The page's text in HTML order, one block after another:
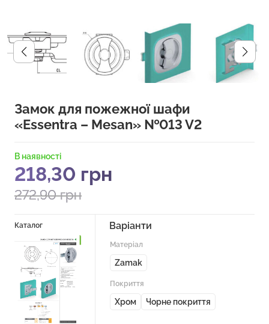
Замок для пожежної шафи
«Essentra – Mesan» №013 V2
В наявності
218,30 грн
272,90грн
Каталог Варіанти
Матеріал
Zamak
Покриття
Хром Чорне покриття